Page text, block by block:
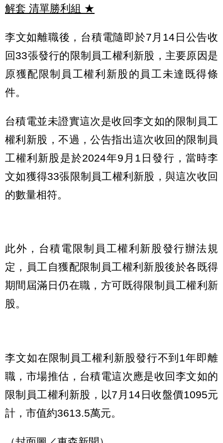
解套 清單勝利組 ★
李文如離職後，台積電隨即於7月14日公告收
回33張發行的限制員工權利新股，主要原因是
原獲配限制員工權利新股的員工未達既得條
件。
台積電並未證實這次是收回李文如的限制員工
權利新股，不過，公告指出這次收回的限制員
工權利新股是於2024年9月1日發行，當時李
文如獲得33張限制員工權利新股，與這次收回
的數量相符。
此外，台積電限制員工權利新股發行辦法規
定，員工自獲配限制員工權利新股後於各既得
期間屆滿日仍在職，方可既得限制員工權利新
股。
李文如在限制員工權利新股發行不到1年即離
職，市場推估，台積電這次應是收回李文如的
限制員工權利新股，以7月14日收盤價1095元
計，市值約3613.5萬元。